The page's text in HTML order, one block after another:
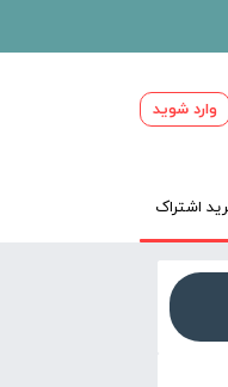
وارد شوید
اشتراک